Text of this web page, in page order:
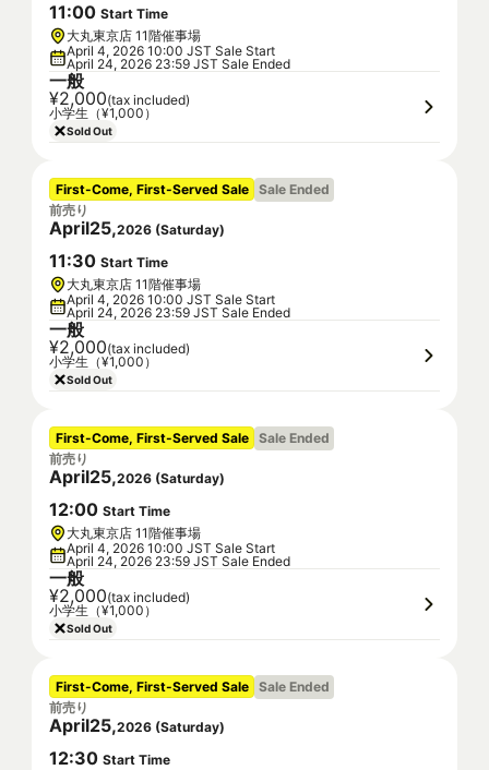
11:00 Start Time
大丸東京店 11階催事場
April 4, 2026 10:00 JST Sale Start
April 24, 2026 23:59 JST Sale Ended
一般
¥2,000(tax included)
小学生（¥1,000）
Sold Out
First-Come, First-Served Sale Sale Ended
前売り
April25,2026 (Saturday)
11:30 Start Time
大丸東京店 11階催事場
April 4, 2026 10:00 JST Sale Start
April 24, 2026 23:59 JST Sale Ended
一般
¥2,000(tax included)
小学生（¥1,000）
Sold Out
First-Come, First-Served Sale Sale Ended
前売り
April25,2026 (Saturday)
12:00 Start Time
大丸東京店 11階催事場
April 4, 2026 10:00 JST Sale Start
April 24, 2026 23:59 JST Sale Ended
一般
¥2,000(tax included)
小学生（¥1,000）
Sold Out
First-Come, First-Served Sale Sale Ended
前売り
April25,2026 (Saturday)
12:30 Start Time